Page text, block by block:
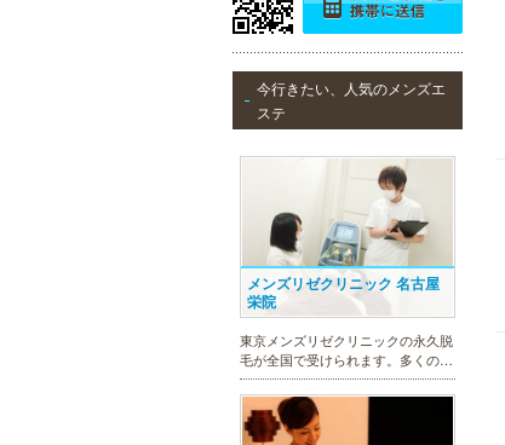
今行きたい、人気のメンズエ
ステ
メンズリゼクリニック 名古屋
栄院
東京メンズリゼクリニックの永久脱
毛が全国で受けられます。多くの男
性患者様にご支持頂き、新宿1院か
ら始まったメンズリゼクリニック
が、現在では提携院含め全国10院を
展開するクリニックになりました。